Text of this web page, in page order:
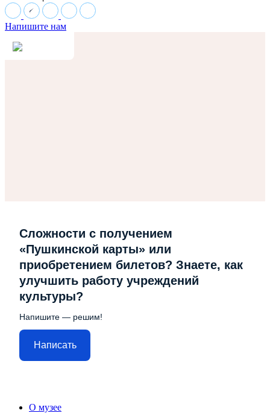
Напишите нам
Сложности с получением
«Пушкинской карты» или
приобретением билетов? Знаете, как
улучшить работу учреждений
культуры?
Напишите — решим!
Написать
О музее